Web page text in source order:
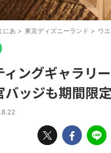
にあ > 東京ディズニーランド > ウ
ィングギャラリ
ッジも期間限